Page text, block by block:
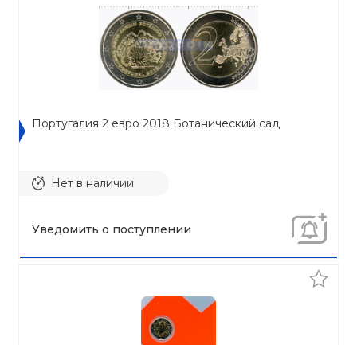
Португалия 2 евро 2018 Ботанический сад
Нет в наличии
Уведомить о поступлении